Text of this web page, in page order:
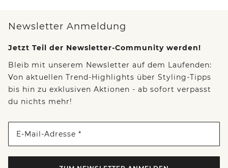
Newsletter Anmeldung
Jetzt Teil der Newsletter-Community werden!
Bleib mit unserem Newsletter auf dem Laufenden:
Von aktuellen Trend-Highlights über Styling-Tipps
bis hin zu exklusiven Aktionen - ab sofort verpasst
du nichts mehr!
E-Mail-Adresse *